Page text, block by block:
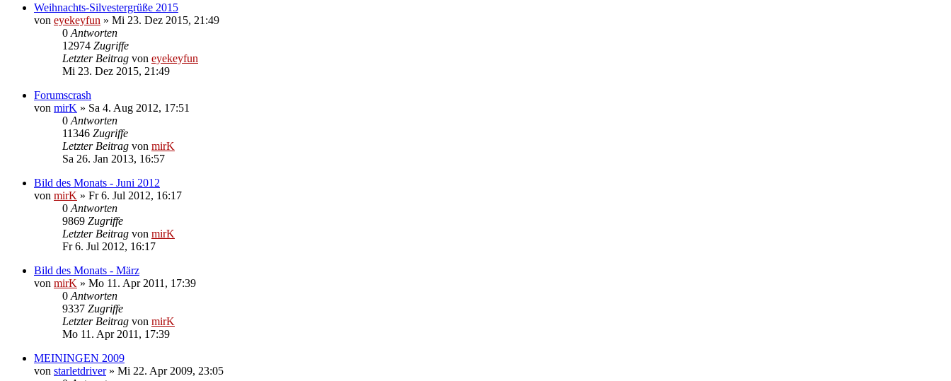
Weihnachts-Silvestergrüße 2015
von eyekeyfun » Mi 23. Dez 2015, 21:49
0 Antworten
12974 Zugriffe
Letzter Beitrag von eyekeyfun
Mi 23. Dez 2015, 21:49
Forumscrash
von mirK » Sa 4. Aug 2012, 17:51
0 Antworten
11346 Zugriffe
Letzter Beitrag von mirK
Sa 26. Jan 2013, 16:57
Bild des Monats - Juni 2012
von mirK » Fr 6. Jul 2012, 16:17
0 Antworten
9869 Zugriffe
Letzter Beitrag von mirK
Fr 6. Jul 2012, 16:17
Bild des Monats - März
von mirK » Mo 11. Apr 2011, 17:39
0 Antworten
9337 Zugriffe
Letzter Beitrag von mirK
Mo 11. Apr 2011, 17:39
MEININGEN 2009
von starletdriver» Mi 22. Apr 2009, 23:05